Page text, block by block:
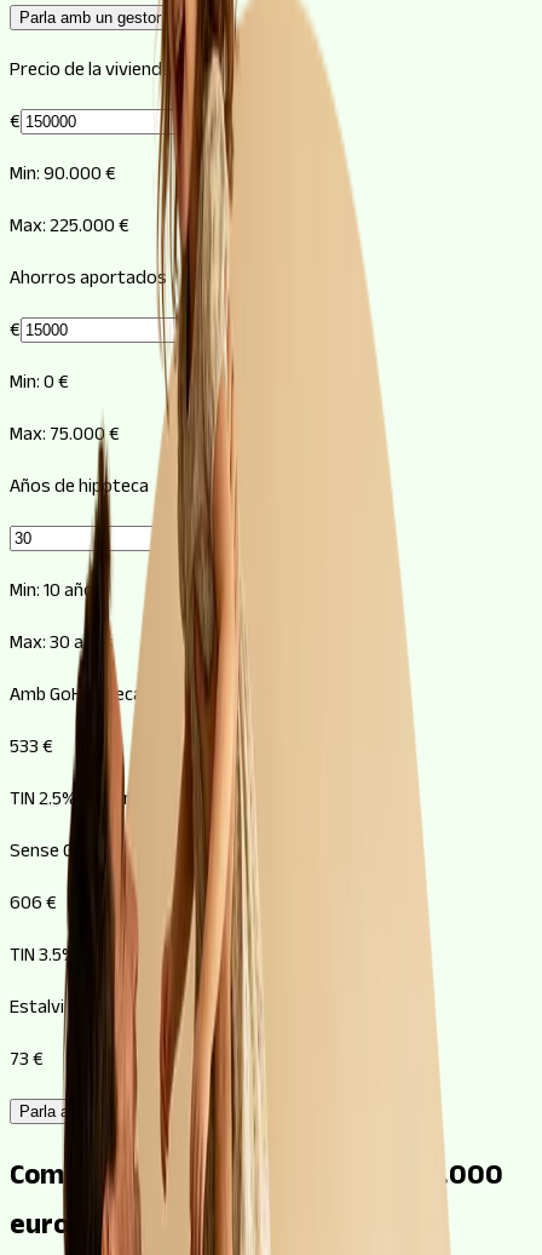
Parla amb un gestor
Precio de la vivienda
€
Min:90.000 €
Max:225.000 €
Ahorros aportados
€
Min:0 €
Max:75.000 €
Años de hipoteca
Min:10años
Max:30años
Amb GoHipoteca
533 €
TIN 2.5% • 30 anys
Sense GoHipoteca
606 €
TIN 3.5% • 30 anys
Estalvi mensual estimat
73 €
Parla amb un gestor
Com funciona una hipoteca de 150.000
euros?